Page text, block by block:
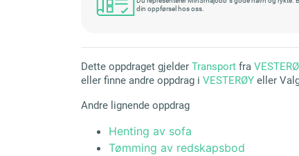
din oppførsel hos oss.
Dette oppdraget gjelder Transport fra
eller finne andre oppdrag i VESTERØY eller
Andre lignende oppdrag
Henting av sofa
Tømming av redskapsbod